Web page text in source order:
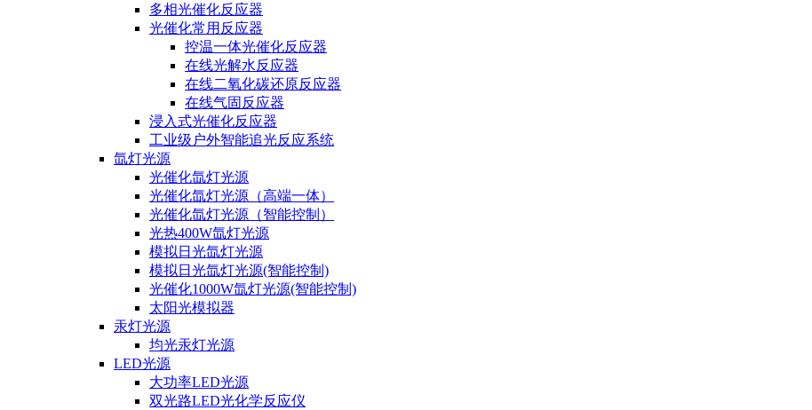
多相光催化反应器
光催化常用反应器
控温一体光催化反应器
在线光解水反应器
在线二氧化碳还原反应器
在线气固反应器
浸入式光催化反应器
工业级户外智能追光反应系统
氙灯光源
光催化氙灯光源
光催化氙灯光源（高端一体）
光催化氙灯光源（智能控制）
光热400W氙灯光源
模拟日光氙灯光源
模拟日光氙灯光源(智能控制)
光催化1000W氙灯光源(智能控制)
太阳光模拟器
汞灯光源
均光汞灯光源
LED光源
大功率LED光源
双光路LED光化学反应仪